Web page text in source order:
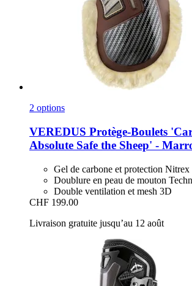
2 options
VEREDUS Protège-​Boulets
Absolute Safe the Sheep' -​
Gel de carbone et protection Nitrex
Doublure en peau de mouton
Double ventilation et mesh 3D
CHF 199.00
Livraison gratuite jusqu’au 12 août